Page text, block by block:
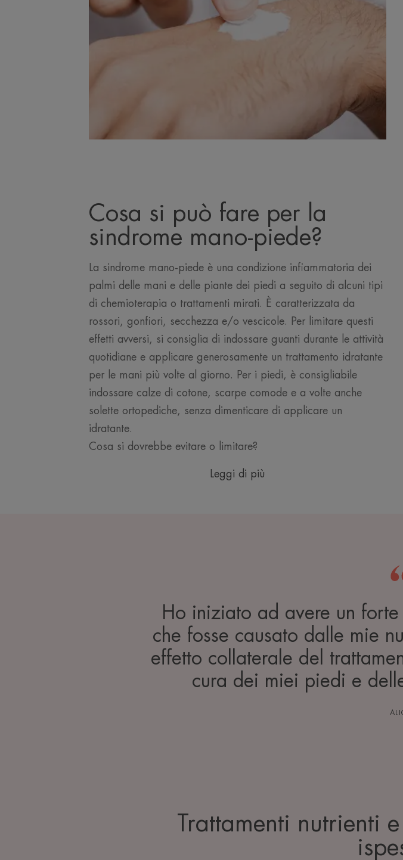
Cosa si può fare per la
sindrome mano-piede?
La sindrome mano-piede è una condizione infiammatoria dei
palmi delle mani e delle piante dei piedi a seguito di alcuni tipi
di chemioterapia o trattamenti mirati. È caratterizzata da
rossori, gonfiori, secchezza e/o vescicole. Per limitare questi
effetti avversi, si consiglia di indossare guanti durante le attività
quotidiane e applicare generosamente un trattamento idratante
per le mani più volte al giorno. Per i piedi, è consigliabile
indossare calze di cotone, scarpe comode e a volte anche
solette ortopediche, senza dimenticare di applicare un
idratante.
Cosa si dovrebbe evitare o limitare?
Leggi di più
Ho iniziato ad avere un
che fosse causato dalle mie
effetto collaterale del
cura dei miei piedi e
Trattamenti nutrienti